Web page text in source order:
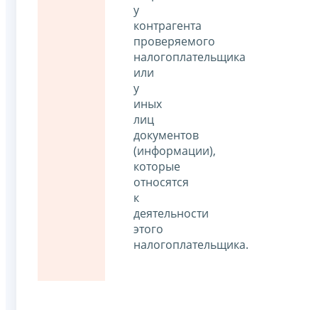
у
контрагента
проверяемого
налогоплательщика
или
у
иных
лиц
документов
(информации),
которые
относятся
к
деятельности
этого
налогоплательщика.